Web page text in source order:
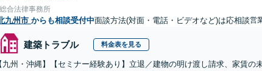
合法律事務所
九州市 からも相談受付中面談方法(対面・電話・ビデオなど)は応相談営
建築トラブル 料金表を見る
九州・沖縄】【セミナー経験あり】立退／建物の明け渡し請求、家賃